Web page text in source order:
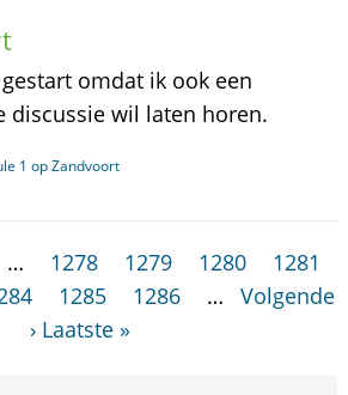
omdat ik ook een
discussie wil laten horen.
1 op Zandvoort
… 1278 1279 1280
1281
1285 1286 …
Volgende
› Laatste »